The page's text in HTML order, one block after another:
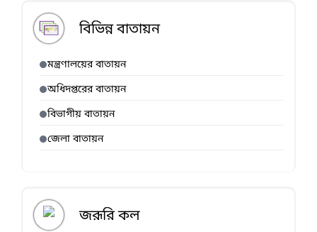
বিভিন্ন বাতায়ন
মন্ত্রণালয়ের বাতায়ন
অধিদপ্তরের বাতায়ন
বিভাগীয় বাতায়ন
জেলা বাতায়ন
জরূরি কল